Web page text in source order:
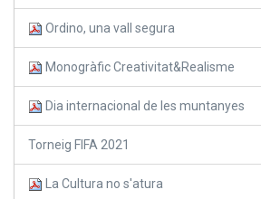
Ordino, una vall segura
Monogràfic Creativitat&Realisme
Dia internacional de les muntanyes
Torneig FIFA 2021
La Cultura no s'atura